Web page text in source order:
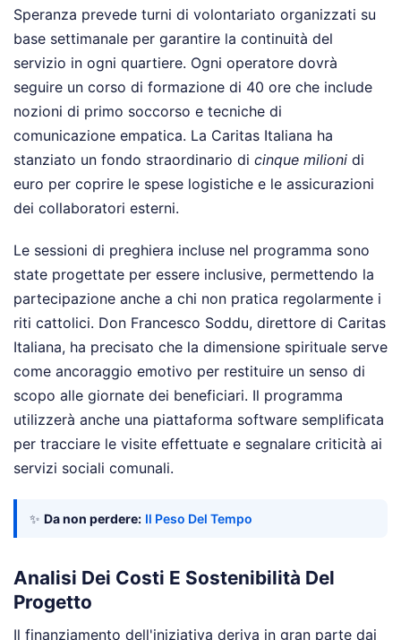
Speranza prevede turni di volontariato organizzati su
base settimanale per garantire la continuità del
servizio in ogni quartiere. Ogni operatore dovrà
seguire un corso di formazione di 40 ore che include
nozioni di primo soccorso e tecniche di
comunicazione empatica. La Caritas Italiana ha
stanziato un fondo straordinario di cinque milioni di
euro per coprire le spese logistiche e le assicurazioni
dei collaboratori esterni.
Le sessioni di preghiera incluse nel programma sono
state progettate per essere inclusive, permettendo la
partecipazione anche a chi non pratica regolarmente i
riti cattolici. Don Francesco Soddu, direttore di Caritas
Italiana, ha precisato che la dimensione spirituale serve
come ancoraggio emotivo per restituire un senso di
scopo alle giornate dei beneficiari. Il programma
utilizzerà anche una piattaforma software semplificata
per tracciare le visite effettuate e segnalare criticità ai
servizi sociali comunali.
✨ Da non perdere: Il Peso Del Tempo
Analisi Dei Costi E Sostenibilità Del
Progetto
Il finanziamento dell'iniziativa deriva in gran parte dai